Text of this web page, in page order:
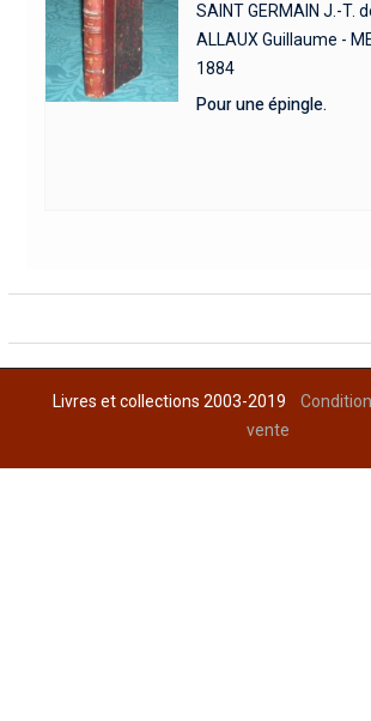
SAINT GERMAIN J.-T.
ALLAUX Guillaume -
1884
Pour une épingle.
Livres et collections 2003-2019
vente